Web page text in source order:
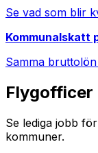
Se vad som blir
Kommunalskatt
Samma
Flygofficer
Se lediga jobb för
kommuner.